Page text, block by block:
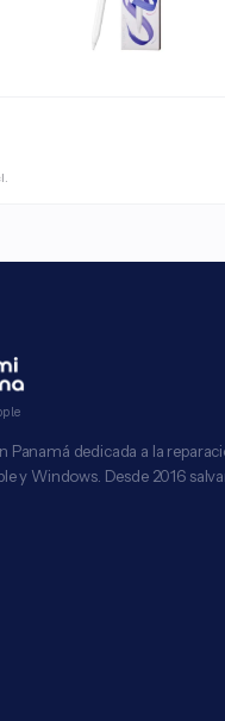
Panamá dedicada a la
y Windows. Desde 2016